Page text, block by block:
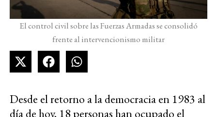
El control civil sobre las Fuerzas Armadas se consolidó
frente al intervencionismo militar
Desde el retorno a la democracia en 1983 al
día de hoy, 18 personas han ocupado el